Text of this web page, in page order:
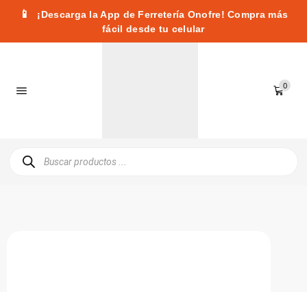
📱
¡Descarga la App de Ferretería Onofre! Compra más
fácil desde tu celular
0